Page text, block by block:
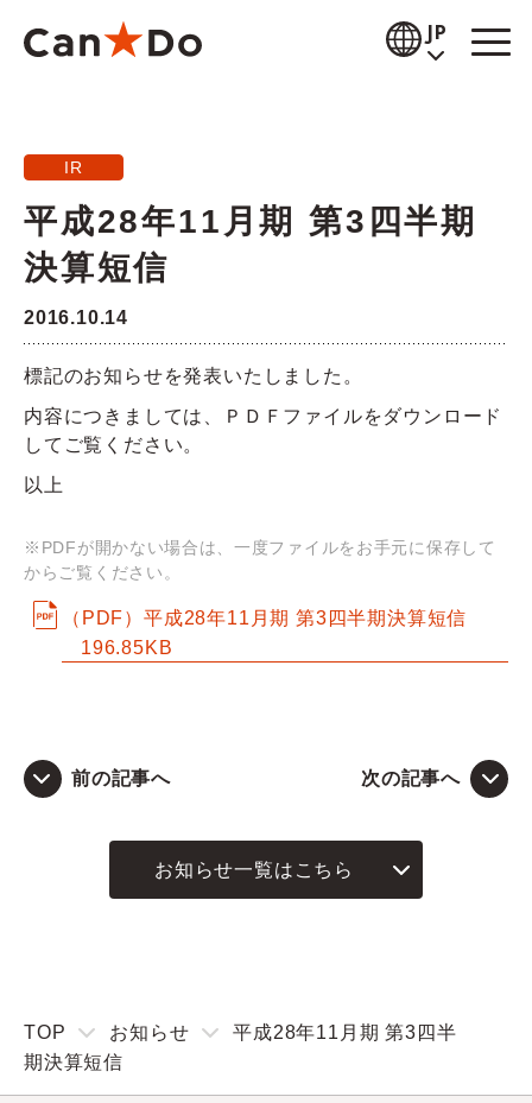
JP
お知らせ
商品情報
公式通販
採用情報
お問い合わせ
IR
平成28年11月期 第3四半期
決算短信
2016.10.14
標記のお知らせを発表いたしました。
内容につきましては、ＰＤＦファイルをダウンロード
してご覧ください。
以上
※PDFが開かない場合は、一度ファイルをお手元に保存して
からご覧ください。
（PDF）平成28年11月期 第3四半期決算短信
196.85KB
前の記事へ 次の記事へ
お知らせ一覧はこちら
TOP お知らせ
平成28年11月期 第3四半
期決算短信